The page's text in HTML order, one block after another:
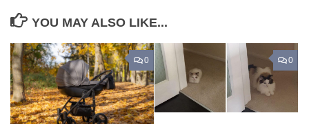
YOU MAY ALSO LIKE...
0 0